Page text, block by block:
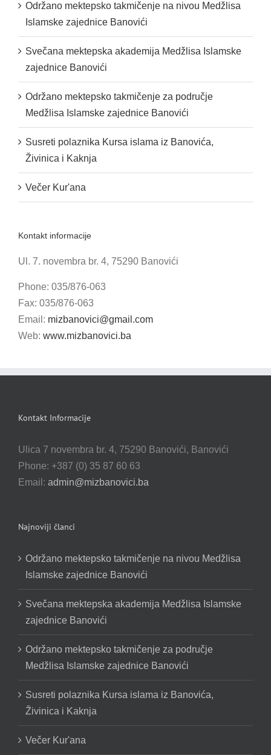
Održano mektepsko takmičenje na nivou Medžlisa
Islamske zajednice Banovići
Svečana mektepska akademija Medžlisa Islamske
zajednice Banovići
Održano mektepsko takmičenje za područje
Medžlisa Islamske zajednice Banovići
Susreti polaznika Kursa islama iz Banovića,
Živinica i Kaknja
Večer Kur'ana
Kontakt informacije
Ul. 7. novembra br. 4, 75290 Banovići
Phone: 035/876-063
Fax: 035/876-063
Email: mizbanovici@gmail.com
Web: www.mizbanovici.ba
Kontakt Informacije
Ulica 7 novembra br. 4, 75290 Banovići, Banovići
Phone: +387 (0) 35 87 60 63
Email: admin@mizbanovici.ba
Najnoviji članci
Održano mektepsko takmičenje na nivou Medžlisa
Islamske zajednice Banovići
Svečana mektepska akademija Medžlisa Islamske
zajednice Banovići
Održano mektepsko takmičenje za područje
Medžlisa Islamske zajednice Banovići
Susreti polaznika Kursa islama iz Banovića,
Živinica i Kaknja
Večer Kur'ana